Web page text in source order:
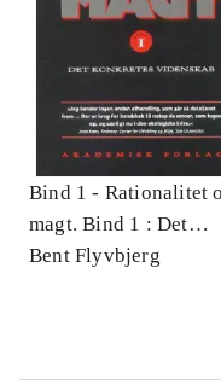
Bind 1 - Rationalitet
magt. Bind 1 : Det
konkretes videnskab
Bent Flyvbjerg